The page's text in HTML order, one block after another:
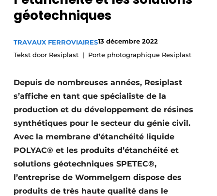
Termes et conditions
Contrôle d’accès
Éclairage
Fondations
Façades
Géotextiles
géotechniques
TRAVAUX FERROVIAIRES13 décembre 2022
Tekst door Resiplast
Porte photographique Resiplast
Depuis de nombreuses années, Resiplast
s’affiche en tant que spécialiste de la
production et du développement de résines
synthétiques pour le secteur du génie civil.
Avec la membrane d’étanchéité liquide
POLYAC® et les produits d’étanchéité et
solutions géotechniques SPETEC®,
l’entreprise de Wommelgem dispose des
produits de très haute qualité dans le